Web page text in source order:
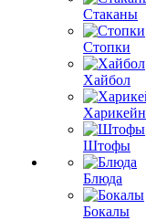
Стаканы
Стопки
Хайбол
Харикейн
Штофы
Блюда
Бокалы